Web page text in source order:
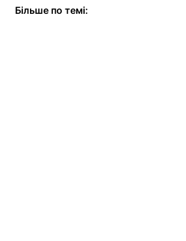
Більше по темі: